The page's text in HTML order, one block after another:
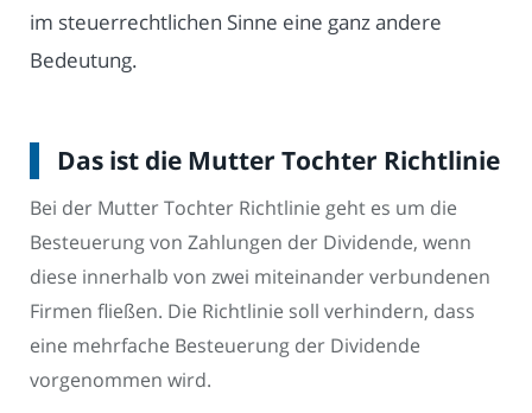
im steuerrechtlichen Sinne eine ganz andere
Bedeutung.
Das ist die Mutter Tochter Richtlinie
Bei der Mutter Tochter Richtlinie geht es um die
Besteuerung von Zahlungen der Dividende, wenn
diese innerhalb von zwei miteinander verbundenen
Firmen fließen. Die Richtlinie soll verhindern, dass
eine mehrfache Besteuerung der Dividende
vorgenommen wird.